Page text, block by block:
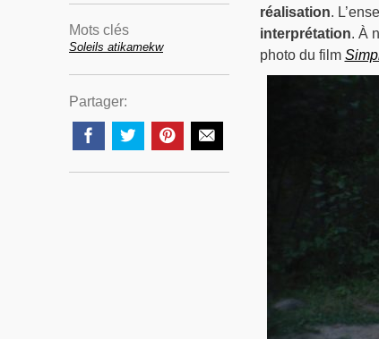
réalisation.
interprétation. À
photo du film
Mots clés
Soleils atikamekw
Partager: